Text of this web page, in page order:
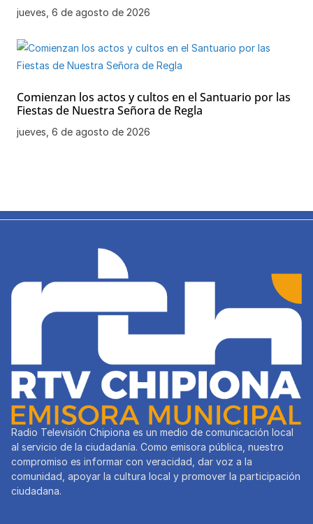
jueves, 6 de agosto de 2026
Comienzan los actos y cultos en el Santuario por las
Fiestas de Nuestra Señora de Regla
jueves, 6 de agosto de 2026
Radio Televisión Chipiona es un medio de comunicación local
al servicio de la ciudadanía. Como emisora pública, nuestro
compromiso es informar con veracidad, dar voz a la
comunidad, apoyar la cultura local y promover la participación
ciudadana.